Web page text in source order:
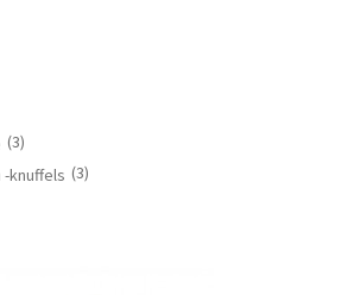
(3)
knuffels (3)